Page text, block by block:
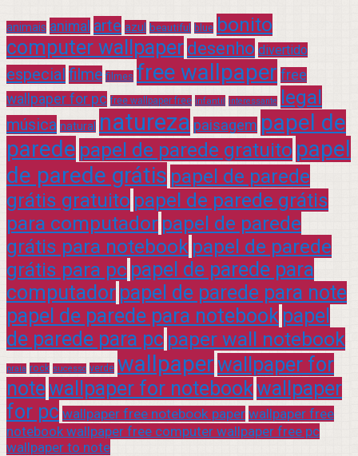
animais animal arte azul beautiful blue bonito
computer wallpaper desenho divertido
especial filme filmes free wallpaper free
wallpaper for pc free wallpaper free infantil interessante legal
música natural natureza paisagem papel de
parede papel de parede gratuito papel
de parede grátis papel de parede
grátis gratuito papel de parede grátis
para computador papel de parede
grátis para notebook papel de parede
grátis para pc papel de parede para
computador papel de parede para note
papel de parede para notebook papel
de parede para pc paper wall notebook
praia rock sucesso verde wallpaperwallpaper for
notewallpaper for notebookwallpaper
for pc wallpaper free notebook paper wallpaper free
notebook wallpaper free computer wallpaper free pc
wallpaper to note